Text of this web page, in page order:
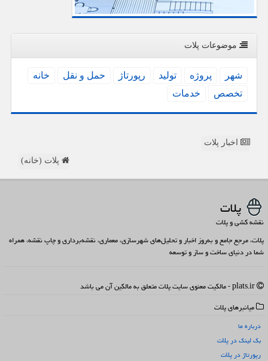
موضوعات پلات
شهر پروژه تولید رپورتاژ حمل و نقل
خانه
تخصص
خدمات
اخبار پلات
پلات (خانه)
پلات
نقشه کشی و پلات
پلات، مرجع جامع و به‌روز اخبار و تحلیل‌های شهرسازی، معماری، نقشه‌برداری و چاپ نقشه، همراه
شما در دنیای ساخت و ساز و توسعه
میانبرهای پلات
درباره ما
بک لینک در پلات
رپورتاژ در پلات